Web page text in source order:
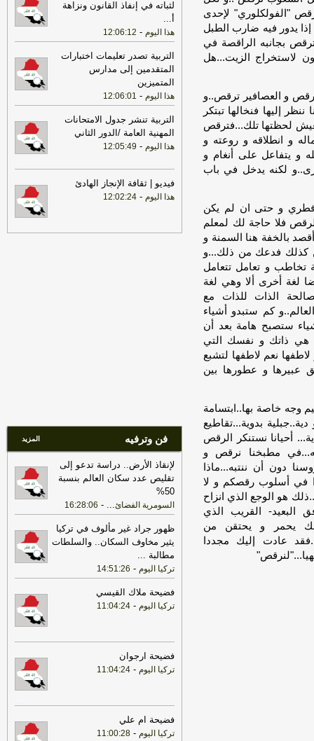
"الفولكلوري" لإحدى
يدور فيه ضارب الطبل
بجانبه الراقصة في
لاستخراج الزيت...هل
و العصافير ترقص..و
إليها فنخالها تبتكر
تعيش لحظتها تلك...فترقص
و انطلاقه و روعته و
و يتفاعل على أنغام و
لكنه يدخل في باب
فطري و حتى ان لم يكن
فلا حاجة لك لمعلم
بالخفة هنا السمنة و
كذلك فدعك من ذلك...و
تخاطب و تعامل تتعامل
لغة أخرى ألا وهي لغة
الذات للذات مع
كم ستبدو أشياء
ستصبح هامة بعد أن
هي ذاتك و نفسك التي
نعم لاطفها لتشبع
عبيرها و عطورها بين
وجه خاصة بها..ابتسامة
بدوية...تقاطيع
أحيانا نستنكر الرقص
مطبخنا نرقص و
دون أن ننتبه...ماذا
في أسلوب رقصكم و لا
هو الوجع الذي انزاح
البعيد- القريب الذي
يحمر و يحتقن من
عادت إليك مجددا
الثوري - لبنانون 24
17:40
الخزانة الأميركية: عقوبات جديدة
كيانات
-
17:39
مكتب رئيس الوزراء العراقي:
العراق يحث كل الأطراف على تجنب
التصعيد-لبنانون 24
18:01
إيران: لن نسمح لأي جهة تتلقى
تعويضات من أموالنا المجمدة بالعبور عبر
مضيق هرمز-لبنانون 24
09:32
رئيس الوزراء: العراق وتركيا
لديهما مساحة واسعة لبناء واحدة من أهم
الشراكات الاقتصادية في المنطقة
اخبار
لثباته في إنفاذ القانون ونزاهة
أ...
هذا اليوم -
12:06:12
التربية تصدر تعليمات اختبارات
المتقدمين إلى مدارس
المتميزين
هذا اليوم -
12:06:01
التربية تنشر جدول الامتحانات
المهنية العامة /الدور الثاني
هذا اليوم -
12:05:49
فيديو | ثقافة الإنجاز الهادئ
هذا اليوم -
12:02:24
فن وترفيه المزيد
لإنقاذ الأرض.. دراسة تدعو إلى
تقليص عدد سكان العالم بنسبة
50%
السومرية الفضائ...
-
16:28:06
ظهور جراد غير مألوف في تركيا
يثير مخاوف السكان.. والسلطات
مطالبة ...
تركيا اليوم -
14:51:26
فضيحة ملاك القيسي
تركيا اليوم -
11:04:24
فضيحة ارجوان
تركيا اليوم -
11:04:24
فضيحة ام علي
تركيا اليوم -
11:00:28